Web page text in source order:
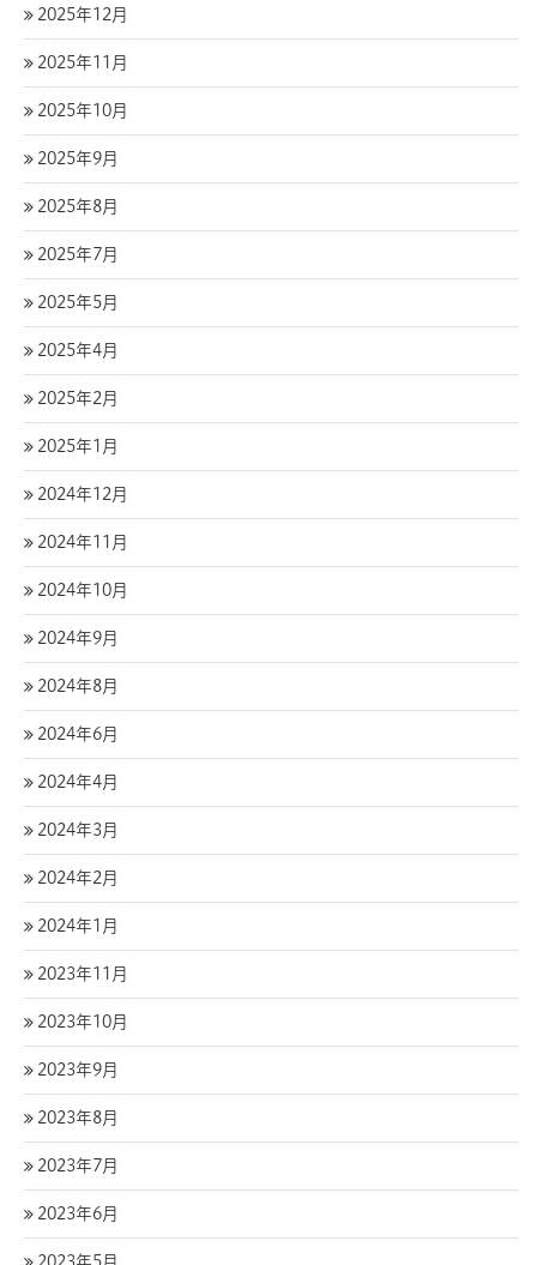
2025年12月
2025年11月
2025年10月
2025年9月
2025年8月
2025年7月
2025年5月
2025年4月
2025年2月
2025年1月
2024年12月
2024年11月
2024年10月
2024年9月
2024年8月
2024年6月
2024年4月
2024年3月
2024年2月
2024年1月
2023年11月
2023年10月
2023年9月
2023年8月
2023年7月
2023年6月
2023年5月